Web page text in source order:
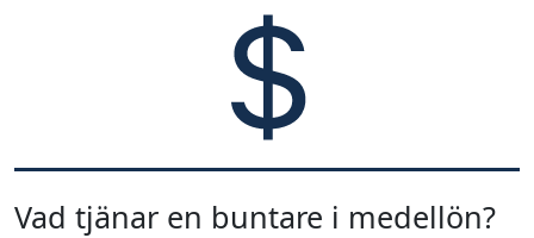
Vad tjänar en buntare i medellön?